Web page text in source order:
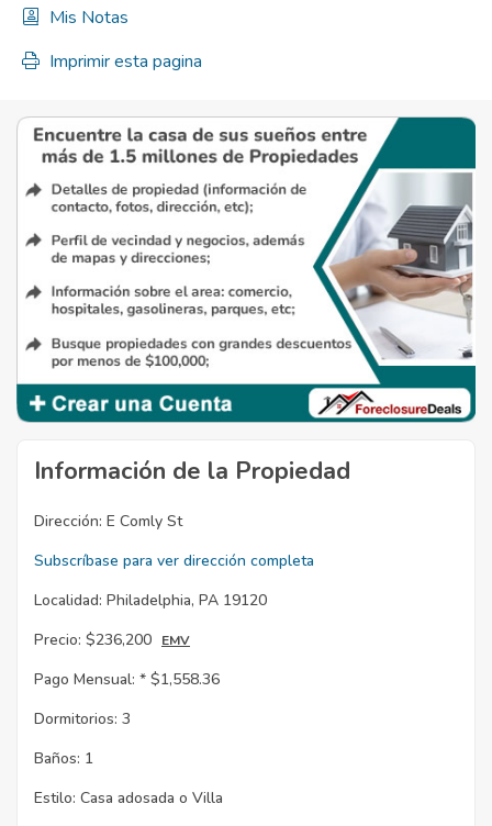
Mis Notas
Imprimir esta pagina
Información de la Propiedad
Dirección: E Comly St
Subscríbase para ver dirección completa
Localidad: Philadelphia, PA 19120
Precio: $236,200 EMV
Pago Mensual: * $1,558.36
Dormitorios: 3
Baños: 1
Estilo: Casa adosada o Villa